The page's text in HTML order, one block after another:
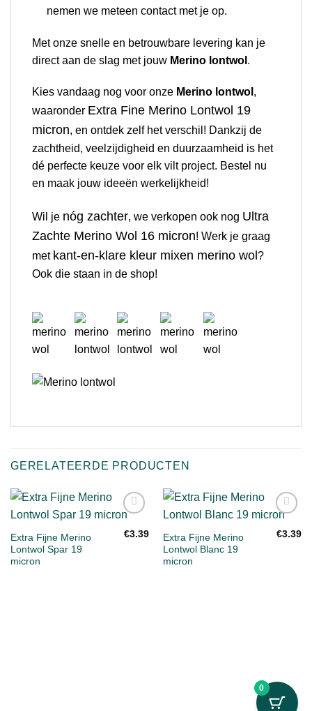
nemen we meteen contact met je op.
Met onze snelle en betrouwbare levering kan je
direct aan de slag met jouw Merino lontwol .
Kies vandaag nog voor onze Merino lontwol ,
waaronder Extra Fine Merino Lontwol 19
micron, en ontdek zelf het verschil! Dankzij de
zachtheid, veelzijdigheid en duurzaamheid is het
dé perfecte keuze voor elk vilt project. Bestel nu
en maak jouw ideeën werkelijkheid!
Wil je nóg zachter, we verkopen ook nog Ultra
Zachte Merino Wol 16 micron! Werk je graag
met kant-en-klare kleur mixen merino wol ?
Ook die staan in de shop!
GERELATEERDE PRODUCTEN
aan
Extra Fijne Merino
Lontwol Spar 19
micron
€3.39
aan
Extra Fijne Merino
Lontwol Blanc 19
micron
€3.39
0